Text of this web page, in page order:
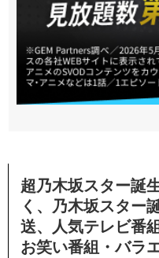
超乃木坂スター誕
く、乃木坂スター
送、人気テレビ番
お笑い番組・バラ